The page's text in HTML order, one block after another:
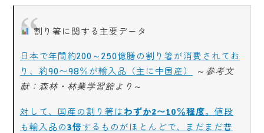
割り箸に関する主要データ
日本で年間約200～250億膳の割り箸が消費されてお
り、約90〜98％が輸入品（主に中国産）
～ 参考文
献：森林・林業学習館より ～
対して、国産の割り箸は わずか2〜10％程度。値段
も輸入品の3倍するものがほとんどで、まだまだ普